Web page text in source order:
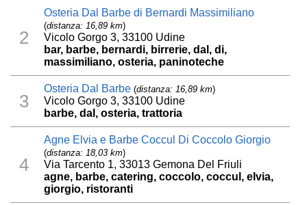
2
Osteria Dal Barbe di Bernardi Massimiliano
(distanza: 16,89 km)
Vicolo Gorgo 3, 33100 Udine
bar, barbe, bernardi, birrerie, dal, di,
massimiliano, osteria, paninoteche
3
Osteria Dal Barbe (distanza: 16,89 km)
Vicolo Gorgo 3, 33100 Udine
barbe, dal, osteria, trattoria
4
Agne Elvia e Barbe Coccul Di Coccolo Giorgio
(distanza: 18,03 km)
Via Tarcento 1, 33013 Gemona Del Friuli
agne, barbe, catering, coccolo, coccul, elvia,
giorgio, ristoranti